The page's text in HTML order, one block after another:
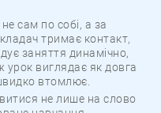
сам по собі, а за
тримає контакт,
заняття динамічно,
виглядає як довга
втомлює.
не лише на слово